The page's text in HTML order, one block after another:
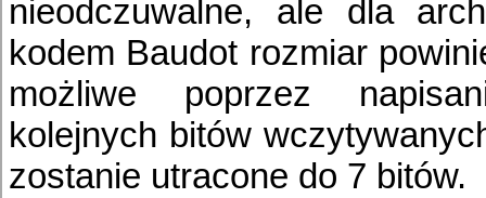
nieodczuwalne, ale dla
kodem Baudot rozmiar
możliwe poprzez
kolejnych bitów
zostanie utracone do 7 bitów.